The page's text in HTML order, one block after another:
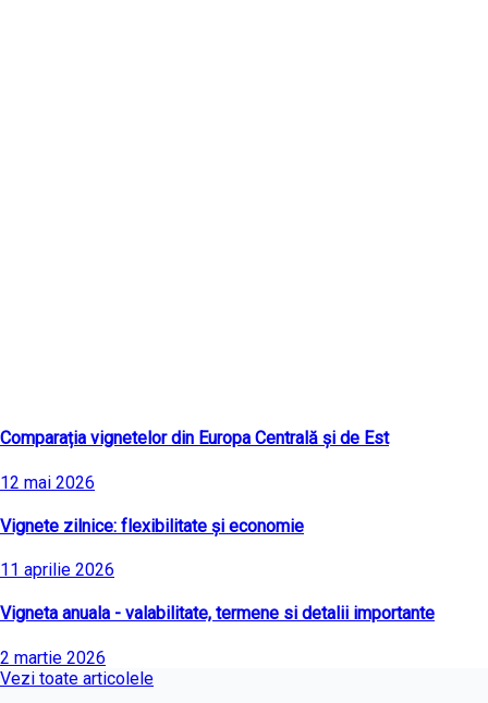
Comparația vignetelor din Europa Centrală și de Est
12 mai 2026
Vignete zilnice: flexibilitate și economie
11 aprilie 2026
Vigneta anuala - valabilitate, termene si detalii importante
2 martie 2026
Vezi toate articolele